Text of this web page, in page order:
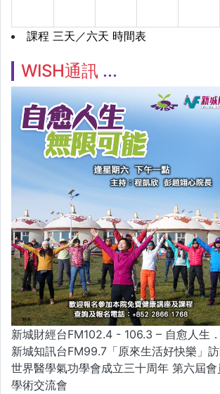
課程 三天／六天 時間表
WISH通訊
新城財經台FM102.4 - 106.3 – 自愈人生
新城知訊台FM99.7「原來生活好快樂」
世界醫學氣功學會成立三十周年 第六屆
學術交流會